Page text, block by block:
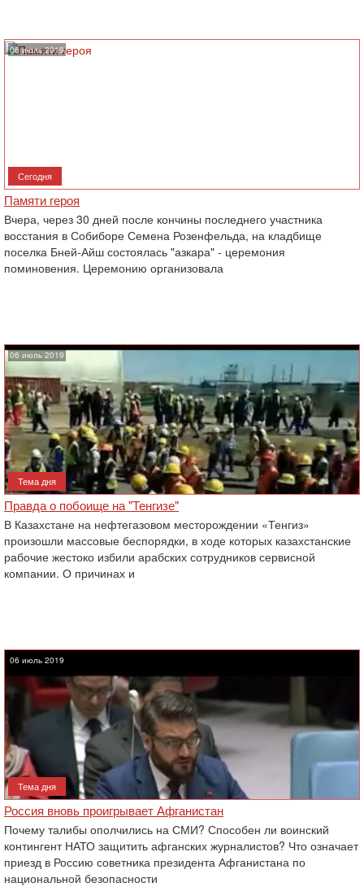
06 июль 2019
Сегодня
Памяти героя
Вчера, через 30 дней после кончины последнего участника
восстания в Собиборе Семена Розенфельда, на кладбище
поселка Бней-Айш состоялась "азкара" - церемония
поминовения. Церемонию организовала
06 июль 2019
Тема дня
Правда о побоище на "Тенгизе"
В Казахстане на нефтегазовом месторождении «Тенгиз»
произошли массовые беспорядки, в ходе которых казахстанские
рабочие жестоко избили арабских сотрудников сервисной
компании. О причинах и
06 июль 2019
Тема дня
Россия вновь проигрывает Афганистан
Почему талибы ополчились на СМИ? Способен ли воинский
контингент НАТО защитить афганских журналистов? Что означает
приезд в Россию советника президента Афганистана по
национальной безопасности